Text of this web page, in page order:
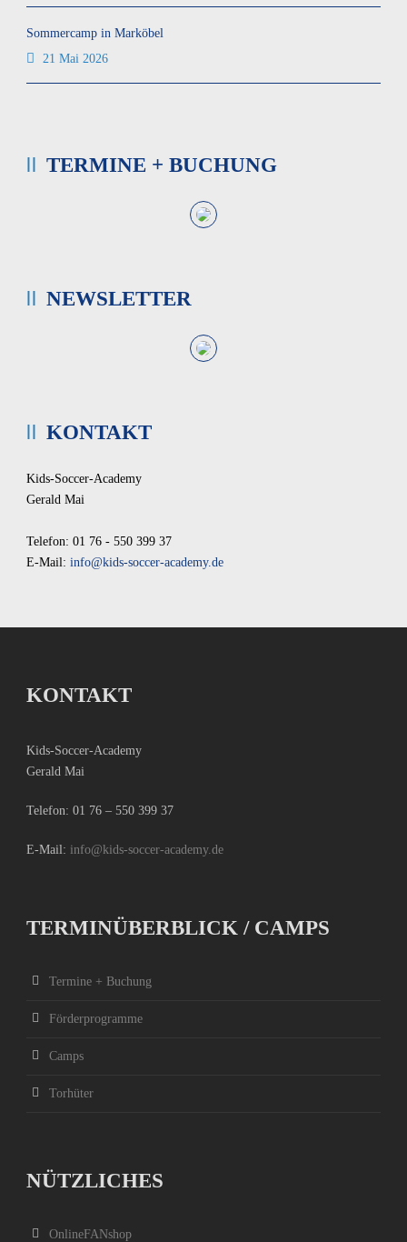
Sommercamp in Marköbel
21 Mai 2026
TERMINE + BUCHUNG
NEWSLETTER
KONTAKT
Kids-Soccer-Academy
Gerald Mai
Telefon: 01 76 - 550 399 37
E-Mail: info@kids-soccer-academy.de
KONTAKT
Kids-Soccer-Academy
Gerald Mai
Telefon: 01 76 – 550 399 37
E-Mail: info@kids-soccer-academy.de
TERMINÜBERBLICK / CAMPS
Termine + Buchung
Förderprogramme
Camps
Torhüter
NÜTZLICHES
OnlineFANshop